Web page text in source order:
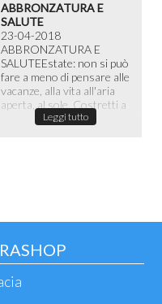
ABBRONZATURA E
SALUTE
23-04-2018
ABBRONZATURA E
SALUTE​ Estate: non si può
fare a meno di pensare alle
vacanze, alla vita all'aria
aperta, al sole. Costretti a
passare la maggior ...
Leggi tutto